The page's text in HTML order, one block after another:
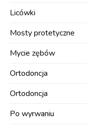
Licówki
Mosty protetyczne
Mycie zębów
Ortodoncja
Ortodoncja
Po wyrwaniu